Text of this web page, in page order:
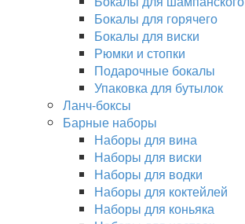
Бокалы для горячего
Бокалы для виски
Рюмки и стопки
Подарочные бокалы
Упаковка для бутылок
Ланч-боксы
Барные наборы
Наборы для вина
Наборы для виски
Наборы для водки
Наборы для коктейлей
Наборы для коньяка